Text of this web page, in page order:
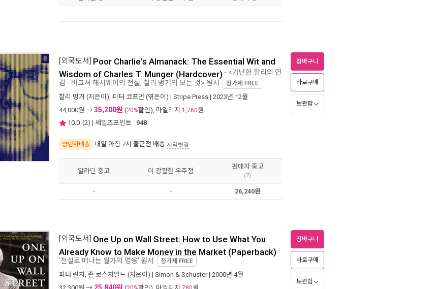
- - -
[외국도서] Poor Charlie's Almanack: The Essential Wit and
Wisdom of Charles T. Munger (Hardcover) - <가난한 찰리의 연
감 - 버크셔 해서웨이의 전설, 찰리 멍거의 모든 것> 원서 정가제 FREE
찰리 멍거 (지은이), 피터 코프먼 (엮은이) | Stripe Press | 2023년 12월
44,000원 → 35,200원 (20%할인), 마일리지 1,760원
10.0 (2) | 세일즈포인트 : 948
양탄자배송 내일 아침 7시 출근전 배송 지역변경
장바구니
바로구매
보관함
알라딘 중고 이 광활한 우주점
판매자 중고
(7)
- - 26,240원
[외국도서] One Up on Wall Street: How to Use What You
Already Know to Make Money in the Market (Paperback) -
'전설로 떠나는 월가의 영웅' 원서 정가제 FREE
피터 린치 존 로스차일드 (지은이) | Simon & Schuster| 2000년 4월
25,840원
장바구니
바로구매
보관함